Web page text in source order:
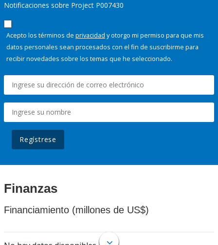
Notificaciones sobre Project P007430
Acepto los términos de privacidad y otorgo mi permiso para que mis
datos personales sean procesados con el fin de suscribirme para
recibir novedades sobre los temas que he seleccionado.
Regístrese
Finanzas
Financiamiento (millones de US$)